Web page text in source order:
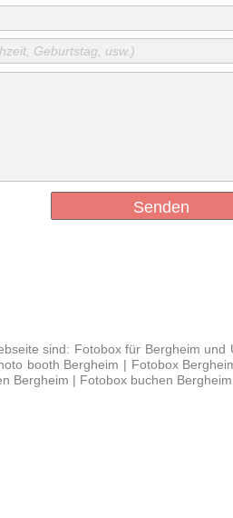
Senden
Geburtstag, usw.)
sind: Fotobox für Bergheim
booth Bergheim | Fotobox
Bergheim | Fotobox buchen